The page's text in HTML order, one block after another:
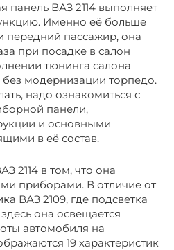
панель ВАЗ 2114 выполняет
Именно её больше
передний пассажир, она
при посадке в салон
тюнинга салона
модернизации торпедо.
надо ознакомиться с
панели,
и основными
в её состав.
2114 в том, что она
приборами. В отличие от
ВАЗ 2109, где подсветка
она освещается
автомобиля на
19 характеристик